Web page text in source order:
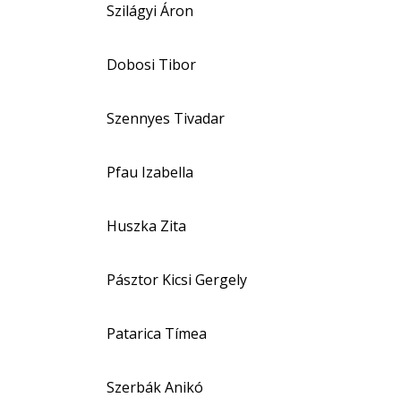
Szilágyi Áron
Dobosi Tibor
Szennyes Tivadar
Pfau Izabella
Huszka Zita
Pásztor Kicsi Gergely
Patarica Tímea
Szerbák Anikó